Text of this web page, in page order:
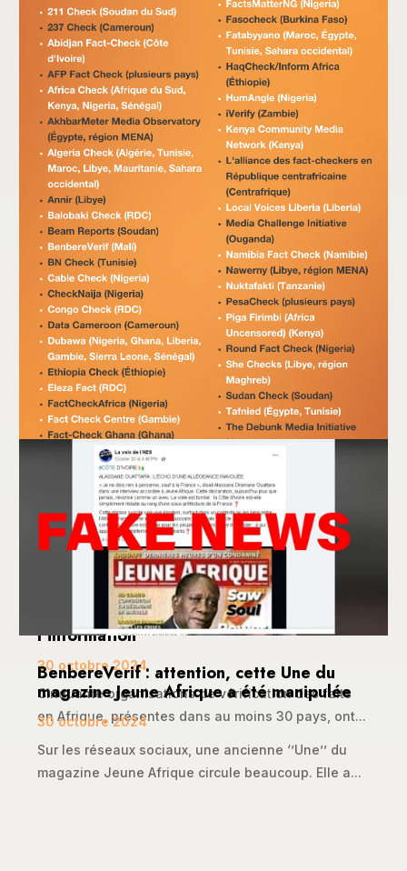
COMMUNIQUÉ DE PRESSE : 50
organisations de vérification des faits en
Afrique signent un pacte sur l’intégrité de
l’information
30 octobre 2024
Cinquante organisations de vérification des faits
en Afrique, présentes dans au moins 30 pays, ont...
BenbereVerif : attention, cette Une du
magazine Jeune Afrique a été manipulée
30 octobre 2024
Sur les réseaux sociaux, une ancienne ‘’Une’’ du
magazine Jeune Afrique circule beaucoup. Elle a...